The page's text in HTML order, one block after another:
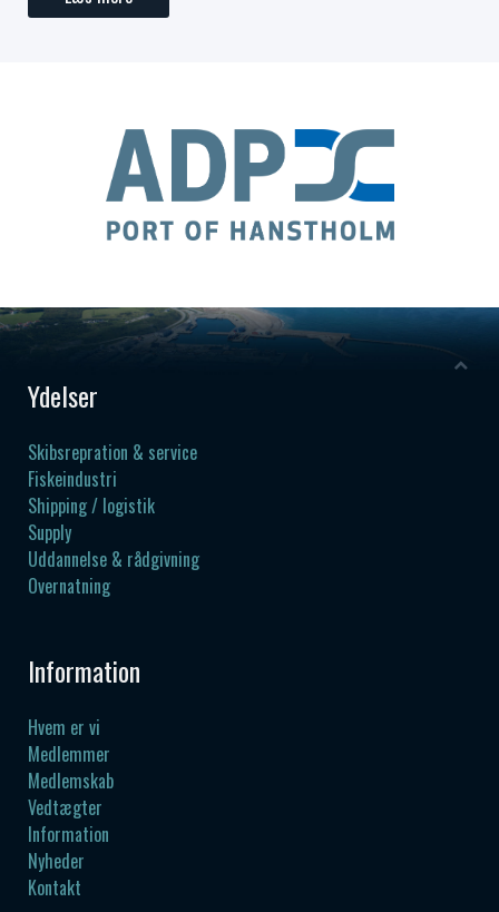
Ydelser
Skibsrepration & service
Fiskeindustri
Shipping / logistik
Supply
Uddannelse & rådgivning
Overnatning
Information
Hvem er vi
Medlemmer
Medlemskab
Vedtægter
Information
Nyheder
Kontakt